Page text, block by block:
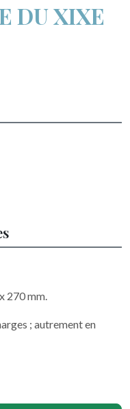
DU XIXE
270 mm.
; autrement en